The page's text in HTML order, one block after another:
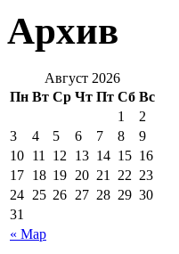
Архив
Август 2026
Пн Вт Ср Чт Пт Сб Вс
« Мар
1
2
3
4 5 6 7 8
9
10 11 12 13 14 15 16
17 18 19 20 21 22 23
24 25 26 27 28 29 30
31